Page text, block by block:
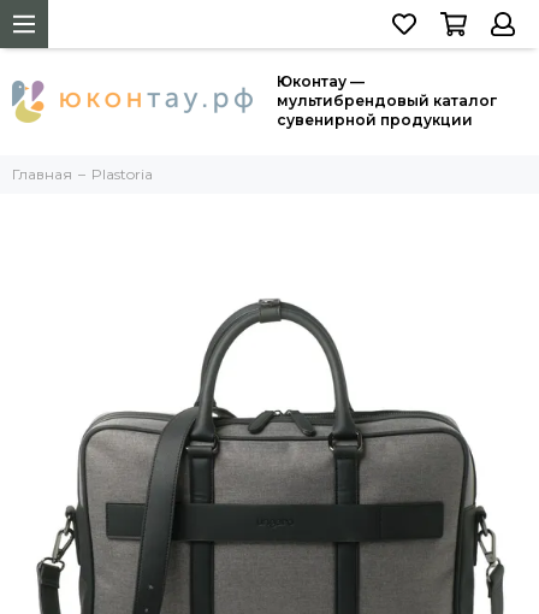
Юконтау —
мультибрендовый каталог
сувенирной продукции
Главная Plastoria